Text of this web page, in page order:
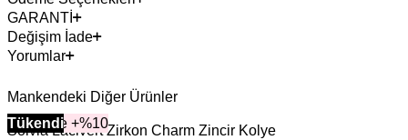
GARANTİ
Değişim İade
Yorumlar
Mankendeki Diğer Ürünler
2+ Ürüne +%10
Tükendi
Solvia Lacivert Zirkon Charm Zincir Kolye